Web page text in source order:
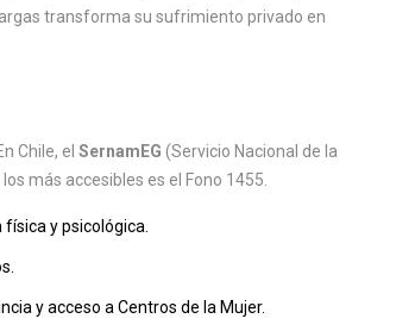
transforma su sufrimiento privado en
Chile, el SernamEG (Servicio Nacional de la
más accesibles es el Fono 1455.
y psicológica.
y acceso a Centros de la Mujer.